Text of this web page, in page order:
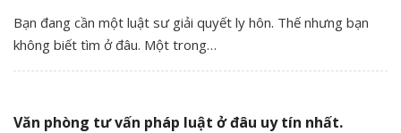
Bạn đang cần một luật sư giải quyết ly hôn. Thế nhưng bạn
không biết tìm ở đâu. Một trong…
Văn phòng tư vấn pháp luật ở đâu uy tín nhất.